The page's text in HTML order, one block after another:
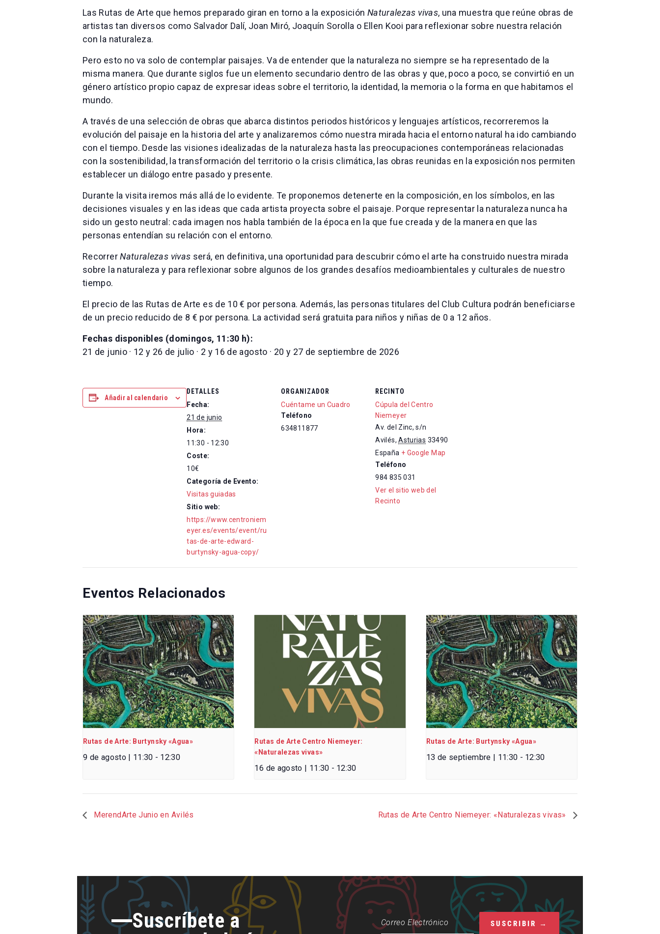
Las Rutas de Arte que hemos preparado giran en torno a la exposición Naturalezas vivas, una muestra que reúne obras de
artistas tan diversos como Salvador Dalí, Joan Miró, Joaquín Sorolla o Ellen Kooi para reflexionar sobre nuestra relación
con la naturaleza.
Pero esto no va solo de contemplar paisajes. Va de entender que la naturaleza no siempre se ha representado de la
misma manera. Que durante siglos fue un elemento secundario dentro de las obras y que, poco a poco, se convirtió en un
género artístico propio capaz de expresar ideas sobre el territorio, la identidad, la memoria o la forma en que habitamos el
mundo.
A través de una selección de obras que abarca distintos periodos históricos y lenguajes artísticos, recorreremos la
evolución del paisaje en la historia del arte y analizaremos cómo nuestra mirada hacia el entorno natural ha ido cambiando
con el tiempo. Desde las visiones idealizadas de la naturaleza hasta las preocupaciones contemporáneas relacionadas
con la sostenibilidad, la transformación del territorio o la crisis climática, las obras reunidas en la exposición nos permiten
establecer un diálogo entre pasado y presente.
Durante la visita iremos más allá de lo evidente. Te proponemos detenerte en la composición, en los símbolos, en las
decisiones visuales y en las ideas que cada artista proyecta sobre el paisaje. Porque representar la naturaleza nunca ha
sido un gesto neutral: cada imagen nos habla también de la época en la que fue creada y de la manera en que las
personas entendían su relación con el entorno.
RecorrerNaturalezas vivas será, en definitiva, una oportunidad para descubrir cómo el arte ha construido nuestra mirada
sobre la naturaleza y para reflexionar sobre algunos de los grandes desafíos medioambientales y culturales de nuestro
tiempo.
El precio de las Rutas de Arte es de 10 € por persona. Además, las personas titulares del Club Cultura podrán beneficiarse
de un precio reducido de 8 € por persona. La actividad será gratuita para niños y niñas de 0 a 12 años.
Fechas disponibles (domingos, 11:30 h):
21 de junio · 12 y 26 de julio · 2 y 16 de agosto · 20 y 27 de septiembre de 2026
Añadir al calendario
DETALLES
Fecha:
21 de junio
Hora:
11:30 - 12:30
Coste:
10€
Categoría de Evento:
Visitas guiadas
Sitio web:
https://www.centroniem
eyer.es/events/event/ru
tas-de-arte-edward-
burtynsky-agua-copy/
ORGANIZADOR
Cuéntame un Cuadro
Teléfono
634811877
RECINTO
Cúpula del Centro
Niemeyer
Av. del Zinc, s/n
Avilés, Asturias 33490
España + Google Map
Teléfono
984 835 031
Ver el sitio web del
Recinto
Eventos Relacionados
Rutas de Arte: Burtynsky «Agua»
9 de agosto | 11:30 - 12:30
Rutas de Arte Centro Niemeyer:
«Naturalezas vivas»
16 de agosto | 11:30 - 12:30
Rutas de Arte: Burtynsky «Agua»
13 de septiembre | 11:30 - 12:30
MerendArte Junio en Avilés Rutas de Arte Centro Niemeyer: «Naturalezas vivas»
Suscríbete a